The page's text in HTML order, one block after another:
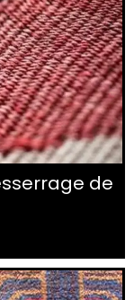
de